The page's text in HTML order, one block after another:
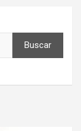
Buscar